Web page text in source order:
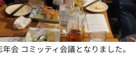
年会コミッティ会議となりました。